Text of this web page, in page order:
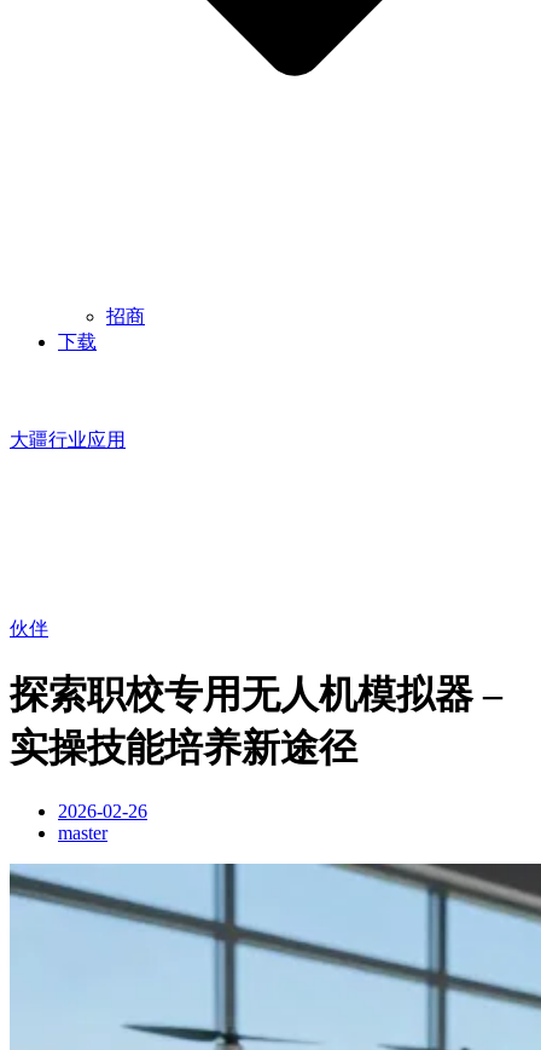
招商
下载
大疆行业应用
伙伴
探索职校专用无人机模拟器 –
实操技能培养新途径
2026-02-26
master